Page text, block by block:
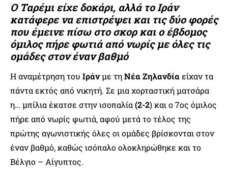
Ο Ταρέμι είχε δοκάρι, αλλά το Ιράν
κατάφερε να επιστρέψει και τις δύο φορές
που έμεινε πίσω στο σκορ και ο έβδομος
όμιλος πήρε φωτιά από νωρίς με όλες τις
ομάδες στον έναν βαθμό
Η αναμέτρηση του Ιράνμε τηΝέα Ζηλανδίαείχαν τα
πάντα εκτός από νικητή. Σε μια χορταστική ματσάρα
η… μπίλια έκατσε στην ισοπαλία(2-2) και ο 7ος όμιλος
πήρε από νωρίς φωτιά, αφού μετά το τέλος της
πρώτης αγωνιστικής όλες οι ομάδες βρίσκονται στον
έναν βαθμό, καθώς ισόπαλο ολοκληρώθηκε και το
Βέλγιο – Αίγυπτος.